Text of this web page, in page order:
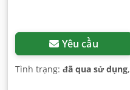
Yêu cầu
Tình trạng: đã qua sử dụng,